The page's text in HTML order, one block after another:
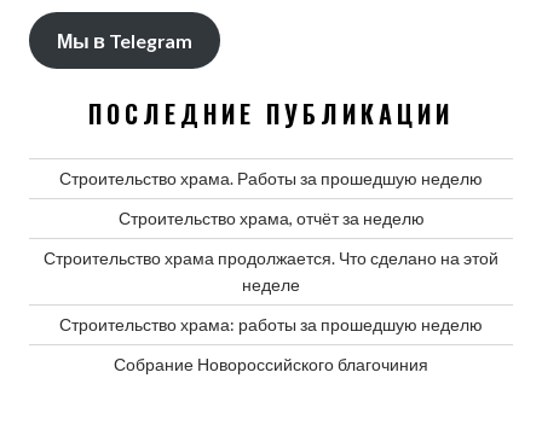
Мы в Telegram
ПОСЛЕДНИЕ ПУБЛИКАЦИИ
Строительство храма. Работы за прошедшую неделю
Строительство храма, отчёт за неделю
Строительство храма продолжается. Что сделано на этой
неделе
Строительство храма: работы за прошедшую неделю
Собрание Новороссийского благочиния